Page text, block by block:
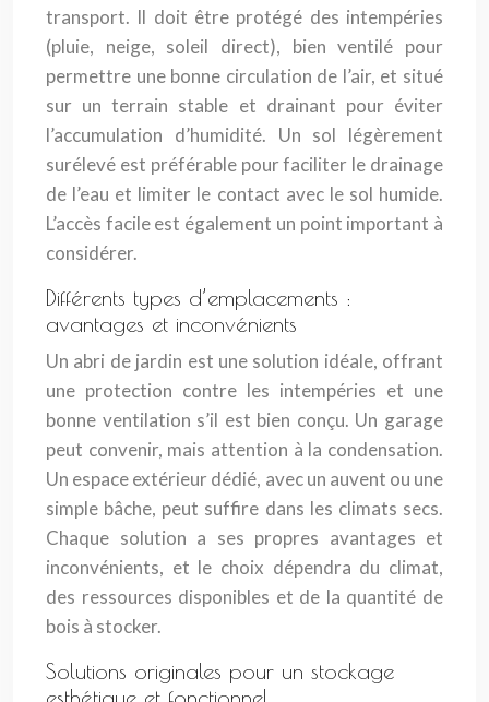
transport. Il doit être protégé des intempéries
(pluie, neige, soleil direct), bien ventilé pour
permettre une bonne circulation de l’air, et situé
sur un terrain stable et drainant pour éviter
l’accumulation d’humidité. Un sol légèrement
surélevé est préférable pour faciliter le drainage
de l’eau et limiter le contact avec le sol humide.
L’accès facile est également un point important à
considérer.
Différents types d’emplacements :
avantages et inconvénients
Un abri de jardin est une solution idéale, offrant
une protection contre les intempéries et une
bonne ventilation s’il est bien conçu. Un garage
peut convenir, mais attention à la condensation.
Un espace extérieur dédié, avec un auvent ou une
simple bâche, peut suffire dans les climats secs.
Chaque solution a ses propres avantages et
inconvénients, et le choix dépendra du climat,
des ressources disponibles et de la quantité de
bois à stocker.
Solutions originales pour un stockage